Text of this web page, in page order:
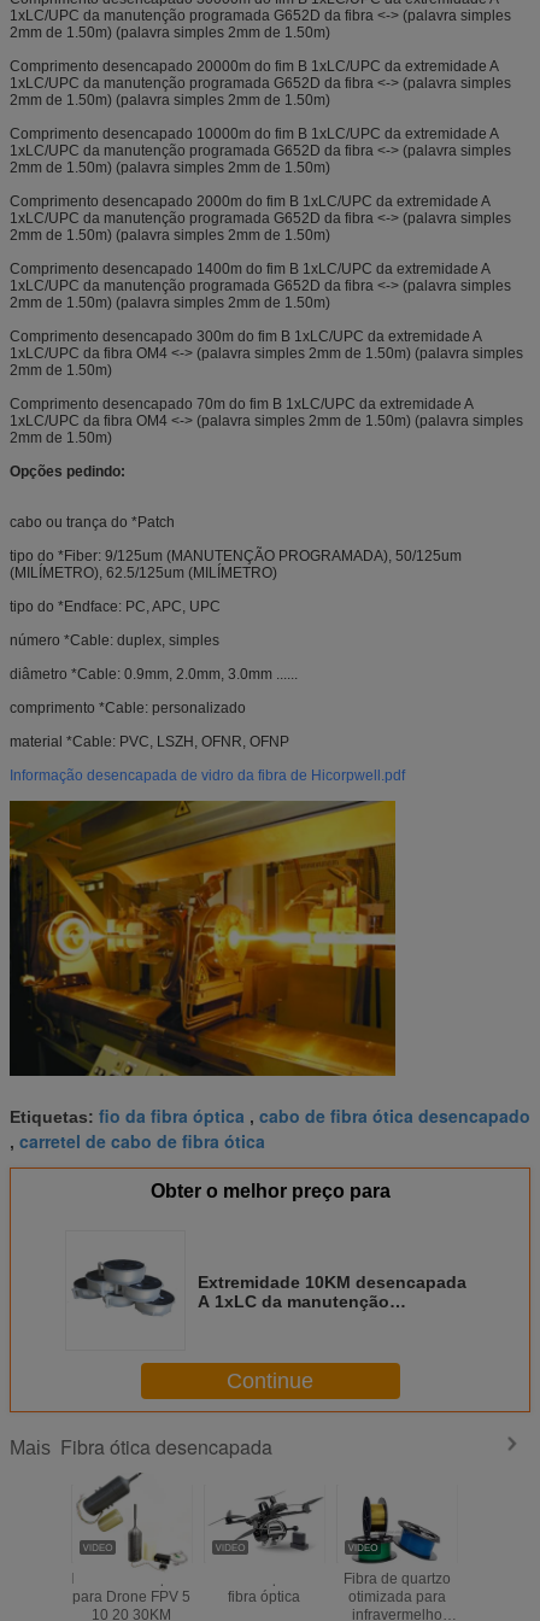
1xLC/UPC da manutenção programada G652D da fibra <-> (palavra simples
2mm de 1.50m) (palavra simples 2mm de 1.50m)
Comprimento desencapado 20000m do fim B 1xLC/UPC da extremidade A
1xLC/UPC da manutenção programada G652D da fibra <-> (palavra simples
2mm de 1.50m) (palavra simples 2mm de 1.50m)
Comprimento desencapado 10000m do fim B 1xLC/UPC da extremidade A
1xLC/UPC da manutenção programada G652D da fibra <-> (palavra simples
2mm de 1.50m) (palavra simples 2mm de 1.50m)
Comprimento desencapado 2000m do fim B 1xLC/UPC da extremidade A
1xLC/UPC da manutenção programada G652D da fibra <-> (palavra simples
2mm de 1.50m) (palavra simples 2mm de 1.50m)
Comprimento desencapado 1400m do fim B 1xLC/UPC da extremidade A
1xLC/UPC da manutenção programada G652D da fibra <-> (palavra simples
2mm de 1.50m) (palavra simples 2mm de 1.50m)
Comprimento desencapado 300m do fim B 1xLC/UPC da extremidade A
1xLC/UPC da fibra OM4 <-> (palavra simples 2mm de 1.50m) (palavra simples
2mm de 1.50m)
Comprimento desencapado 70m do fim B 1xLC/UPC da extremidade A
1xLC/UPC da fibra OM4 <-> (palavra simples 2mm de 1.50m) (palavra simples
2mm de 1.50m)
Opções pedindo:
cabo ou trança do *Patch
tipo do *Fiber: 9/125um (MANUTENÇÃO PROGRAMADA), 50/125um
(MILÍMETRO), 62.5/125um (MILÍMETRO)
tipo do *Endface: PC, APC, UPC
número *Cable: duplex, simples
diâmetro *Cable: 0.9mm, 2.0mm, 3.0mm ......
comprimento *Cable: personalizado
material *Cable: PVC, LSZH, OFNR, OFNP
Informação desencapada de vidro da fibra de Hicorpwell.pdf
Etiquetas: fio da fibra óptica , cabo de fibra ótica desencapado
, carretel de cabo de fibra ótica
Obter o melhor preço para
Extremidade 10KM desencapada
A 1xLC da manutenção
2mm do UPC 1.50m
Continue
Mais Fibra ótica desencapada
para Drone FPV 5
10 20 30KM
fibra óptica
Fibra de quartzo
otimizada para
infravermelho